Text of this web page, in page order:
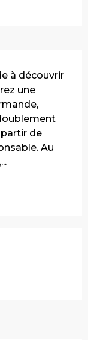
à découvrir
une
de
Au